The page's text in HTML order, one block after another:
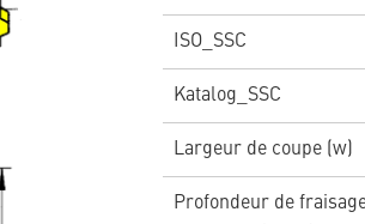
ISO_SSC
Katalog_SSC
Largeur de coupe (w)
Profondeur de